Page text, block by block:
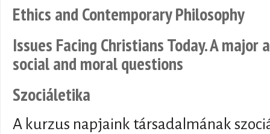
Ethics and Contemporary Philosophy
Issues Facing Christians Today. A
social and moral questions
Szociáletika
A kurzus napjaink társadalmának